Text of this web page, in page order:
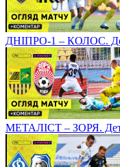
ДНІПРО-1 – КОЛОС.
МЕТАЛІСТ – ЗОРЯ.